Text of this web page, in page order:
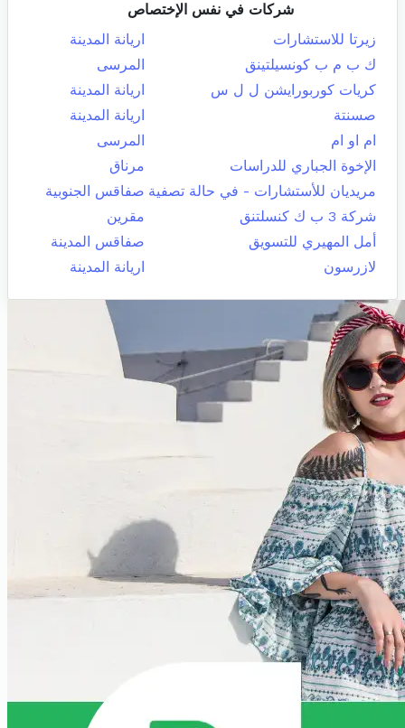
شركات في نفس الإختصاص
زيرتا للاستشارات
اريانة المدينة
ك ب م ب كونسيلتينق
المرسى
كريات كوربورايشن ل ل س
اريانة المدينة
صسنتة
اريانة المدينة
ام او ام
المرسى
الإخوة الجباري للدراسات
مرناق
مريديان للأستشارات - في حالة تصفية صفاقس الجنوبية
شركة 3 ب ك كنسلتنق
مقرين
أمل المهيري للتسويق
صفاقس المدينة
لازرسون
اريانة المدينة